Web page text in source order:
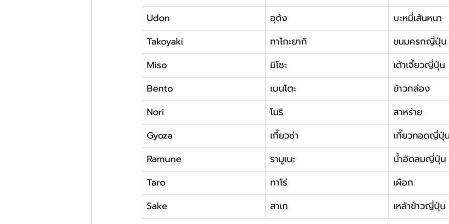
Udon
อุด้ง
บะหมี่เส้นหนา
Takoyaki
ทาโกะยากิ
ขนมครกญี่ปุ่น
Miso
มิโซะ
เต้าเจี้ยวญี่ปุ่น
Bento
เบนโตะ
ข้าวกล่อง
Nori
โนริ
สาหร่าย
Gyoza
เกี๊ยวซ่า
เกี๊ยวทอดญี่ปุ่
Ramune
รามูเนะ
น้ำอัดลมญี่ปุ่น
Taro
ทาโร่
เผือก
Sake
สาเก เหล้าข้าวญี่ปุ่น